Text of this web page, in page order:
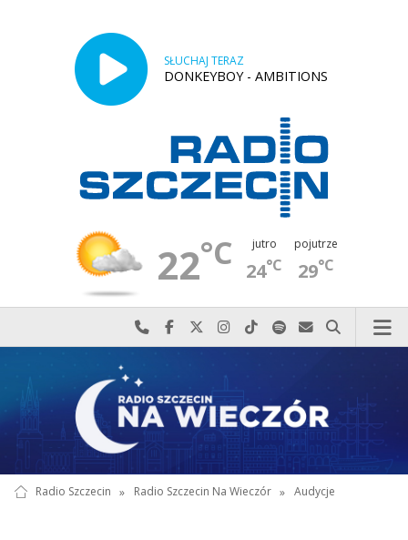
SŁUCHAJ TERAZ
DONKEYBOY - AMBITIONS
22°C jutro
24°C
pojutrze
29°C
Najlepiej po prostu do nas zadzwoń
Odwiedź nas na Facebook-u
Odwiedź nas na X
Odwiedź nas na Instagram-ie
Odwiedź nas na TikTok-u
Szukaj nas na Spotify
Wyślij do nas
Szukaj
Radio Szczecin » Radio Szczecin Na Wieczór » Audycje